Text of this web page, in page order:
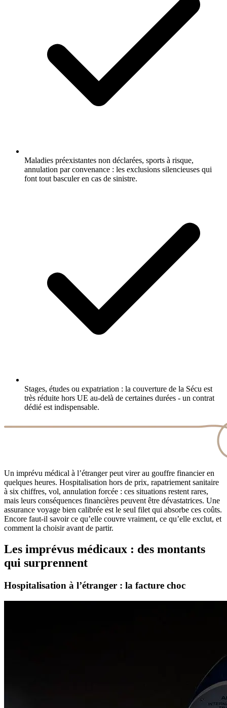
Maladies préexistantes non déclarées, sports à risque,
annulation par convenance : les exclusions silencieuses qui
font tout basculer en cas de sinistre.
Stages, études ou expatriation : la couverture de la Sécu est
très réduite hors UE au-delà de certaines durées - un contrat
dédié est indispensable.
Un imprévu médical à l’étranger peut virer au gouffre financier en
quelques heures. Hospitalisation hors de prix, rapatriement sanitaire
à six chiffres, vol, annulation forcée : ces situations restent rares,
mais leurs conséquences financières peuvent être dévastatrices. Une
assurance voyage bien calibrée est le seul filet qui absorbe ces coûts.
Encore faut-il savoir ce qu’elle couvre vraiment, ce qu’elle exclut, et
comment la choisir avant de partir.
Les imprévus médicaux : des montants
qui surprennent
Hospitalisation à l’étranger : la facture choc